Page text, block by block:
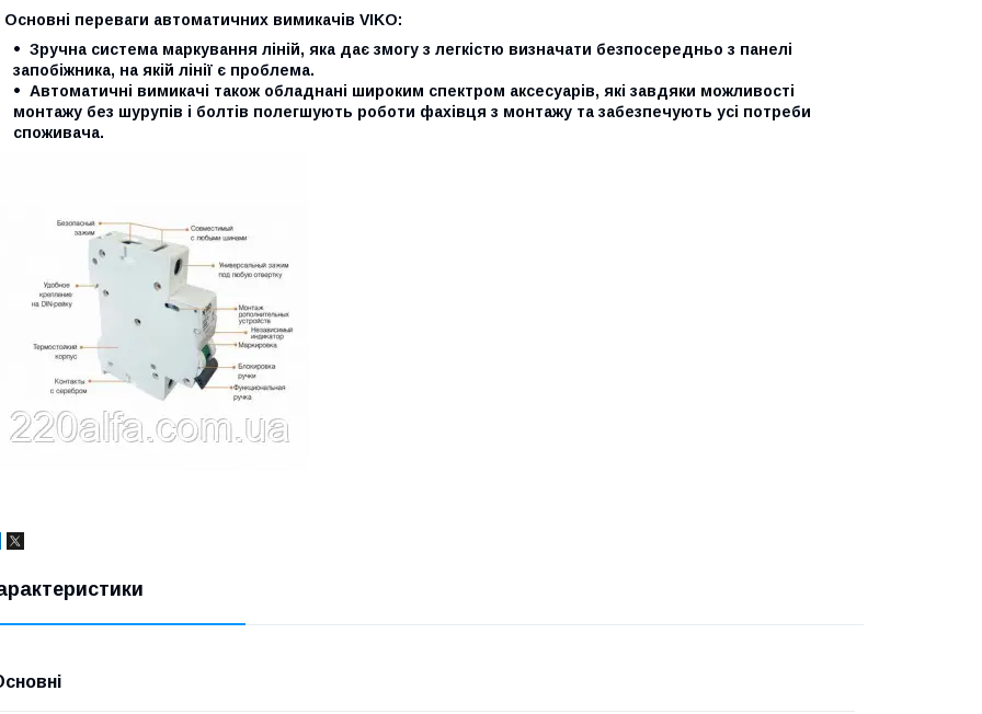
переваги автоматичних вимикачів VIKO:
Зручна система маркування ліній, яка дає змогу з легкістю визначати безпосередньо з панелі
запобіжника, на якій лінії є проблема.
Автоматичні вимикачі також обладнані широким спектром аксесуарів, які завдяки можливості
монтажу без шурупів і болтів полегшують роботи фахівця з монтажу та забезпечують усі потреби
споживача.